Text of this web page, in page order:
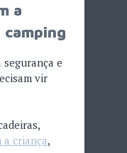
a
camping
e
vir
a criança,